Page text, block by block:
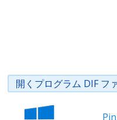
開くプログラム DIF フ